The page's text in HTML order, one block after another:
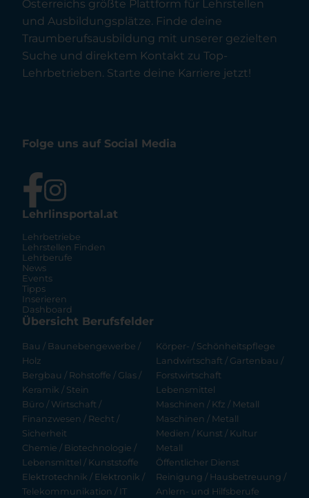
Österreichs größte Plattform für Lehrstellen
und Ausbildungsplätze. Finde deine
Traumberufsausbildung mit unserer gezielten
Suche und direktem Kontakt zu Top-
Lehrbetrieben. Starte deine Karriere jetzt!
Folge uns auf Social Media
Lehrlinsportal.at
Lehrbetriebe
Lehrstellen Finden
Lehrberufe
News
Events
Tipps
Inserieren
Dashboard
Übersicht Berufsfelder
Bau / Baunebengewerbe /
Holz
Bergbau / Rohstoffe / Glas /
Keramik / Stein
Büro / Wirtschaft /
Finanzwesen / Recht /
Sicherheit
Chemie / Biotechnologie /
Lebensmittel / Kunststoffe
Elektrotechnik / Elektronik /
Telekommunikation / IT
Körper- / Schönheitspflege
Landwirtschaft / Gartenbau /
Forstwirtschaft
Lebensmittel
Maschinen / Kfz / Metall
Maschinen / Metall
Medien / Kunst / Kultur
Metall
Öffentlicher Dienst
Reinigung / Hausbetreuung /
Anlern- und Hilfsberufe